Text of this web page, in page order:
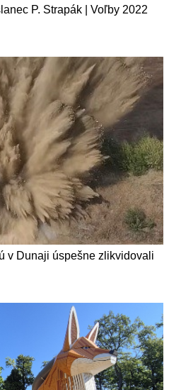
P. Strapák | Voľby 2022
v Dunaji úspešne zlikvidovali